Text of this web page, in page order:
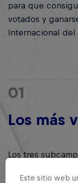
para que
votados y
Internacional del
01
Los más
Los tres
Este sitio web